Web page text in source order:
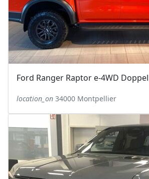
Ford Ranger Raptor e-4WD
location_on 34000 Montpellier